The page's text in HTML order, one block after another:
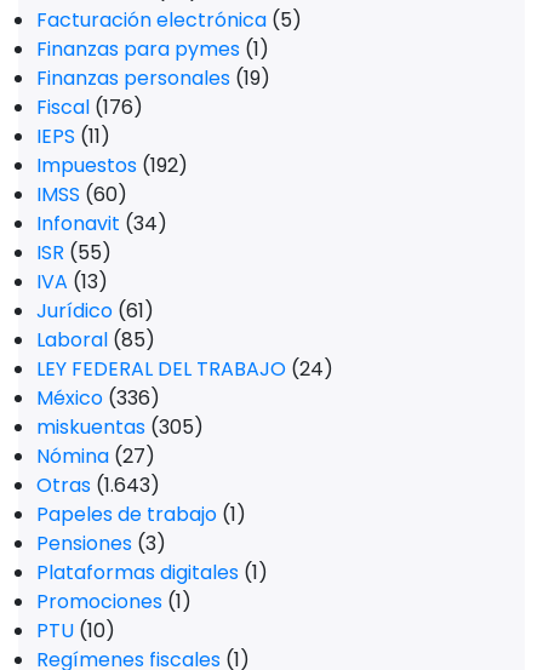
Facturación electrónica (5)
Finanzas para pymes (1)
Finanzas personales (19)
Fiscal (176)
IEPS (11)
Impuestos (192)
IMSS (60)
Infonavit (34)
ISR (55)
IVA (13)
Jurídico (61)
Laboral (85)
LEY FEDERAL DEL TRABAJO (24)
México (336)
miskuentas (305)
Nómina (27)
Otras (1.643)
Papeles de trabajo (1)
Pensiones (3)
Plataformas digitales (1)
Promociones (1)
PTU (10)
Regímenes fiscales (1)